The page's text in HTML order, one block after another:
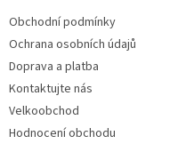
Obchodní podmínky
Ochrana osobních údajů
Doprava a platba
Kontaktujte nás
Velkoobchod
Hodnocení obchodu